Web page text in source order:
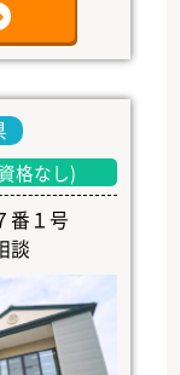
格なし)
番１号
談